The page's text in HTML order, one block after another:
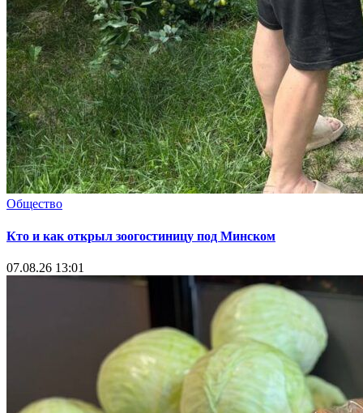
Общество
Кто и как открыл зоогостиницу под Минском
07.08.26 13:01